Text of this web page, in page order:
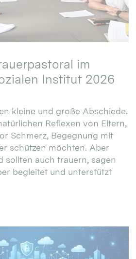
im
Institut 2026
kleine und große Abschiede.
Reflexen von Eltern,
Schmerz, Begegnung mit
schützen möchten. Aber
sollten auch trauern, sagen
begleitet und unterstützt